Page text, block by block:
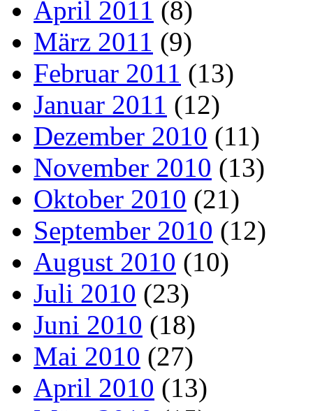
April 2011 (8)
März 2011 (9)
Februar 2011 (13)
Januar 2011 (12)
Dezember 2010 (11)
November 2010 (13)
Oktober 2010 (21)
September 2010 (12)
August 2010 (10)
Juli 2010 (23)
Juni 2010 (18)
Mai 2010 (27)
April 2010 (13)